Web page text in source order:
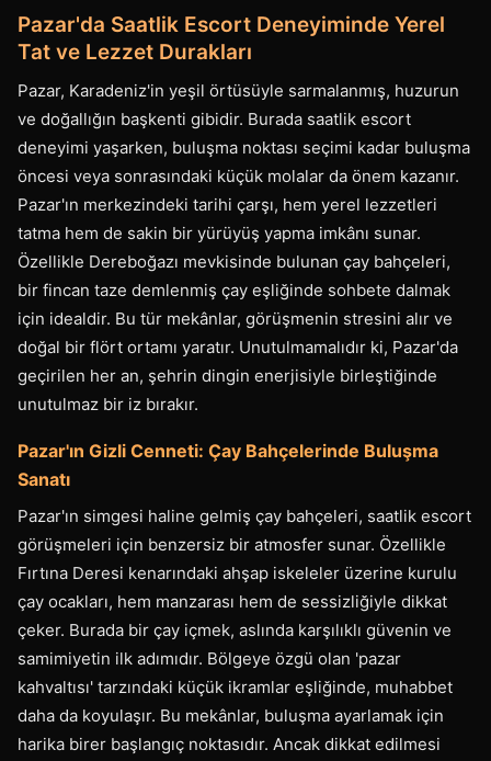
Pazar'da Saatlik Escort Deneyiminde Yerel
Tat ve Lezzet Durakları
Pazar, Karadeniz'in yeşil örtüsüyle sarmalanmış, huzurun
ve doğallığın başkenti gibidir. Burada saatlik escort
deneyimi yaşarken, buluşma noktası seçimi kadar buluşma
öncesi veya sonrasındaki küçük molalar da önem kazanır.
Pazar'ın merkezindeki tarihi çarşı, hem yerel lezzetleri
tatma hem de sakin bir yürüyüş yapma imkânı sunar.
Özellikle Dereboğazı mevkisinde bulunan çay bahçeleri,
bir fincan taze demlenmiş çay eşliğinde sohbete dalmak
için idealdir. Bu tür mekânlar, görüşmenin stresini alır ve
doğal bir flört ortamı yaratır. Unutulmamalıdır ki, Pazar'da
geçirilen her an, şehrin dingin enerjisiyle birleştiğinde
unutulmaz bir iz bırakır.
Pazar'ın Gizli Cenneti: Çay Bahçelerinde Buluşma
Sanatı
Pazar'ın simgesi haline gelmiş çay bahçeleri, saatlik escort
görüşmeleri için benzersiz bir atmosfer sunar. Özellikle
Fırtına Deresi kenarındaki ahşap iskeleler üzerine kurulu
çay ocakları, hem manzarası hem de sessizliğiyle dikkat
çeker. Burada bir çay içmek, aslında karşılıklı güvenin ve
samimiyetin ilk adımıdır. Bölgeye özgü olan 'pazar
kahvaltısı' tarzındaki küçük ikramlar eşliğinde, muhabbet
daha da koyulaşır. Bu mekânlar, buluşma ayarlamak için
harika birer başlangıç noktasıdır. Ancak dikkat edilmesi